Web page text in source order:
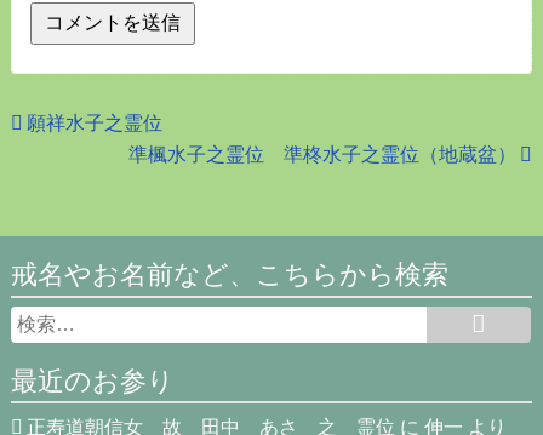
願祥水子之霊位
準楓水子之霊位 準柊水子之霊位（地蔵盆）
戒名やお名前など、こちらから検索
最近のお参り
正寿道朝信女 故 田中 あさ 之 霊位 に伸一 より